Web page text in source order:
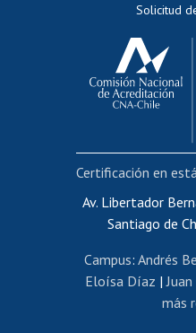
Cursos
Portal de
Certificado
Editar
Solicitud
Av. Libertador
Santiago de
Campus: Andrés
Eloísa Díaz |
más
Certificación en